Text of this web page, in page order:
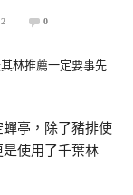
0
亭，除了豬排使
使用了千葉林